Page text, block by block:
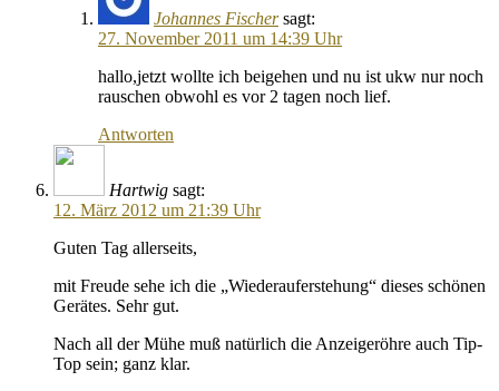
Johannes Fischer sagt:
27. November 2011 um 14:39 Uhr
hallo,jetzt wollte ich beigehen und nu ist ukw nur noch
rauschen obwohl es vor 2 tagen noch lief.
Antworten
Hartwig sagt:
12. März 2012 um 21:39 Uhr
Guten Tag allerseits,
mit Freude sehe ich die „Wiederauferstehung“ dieses schönen
Gerätes. Sehr gut.
Nach all der Mühe muß natürlich die Anzeigeröhre auch Tip-
Top sein; ganz klar.